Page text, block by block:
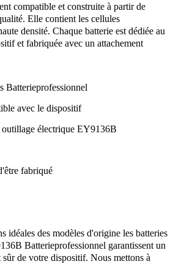
compatible et construite à partir de
Elle contient les cellules
densité. Chaque batterie est dédiée au
et fabriquée avec un attachement
Batterieprofessionnel
avec le dispositif
outillage électrique EY9136B
fabriqué
idéales des modèles d'origine les batteries
Batterieprofessionnel garantissent un
de votre dispositif. Nous mettons à